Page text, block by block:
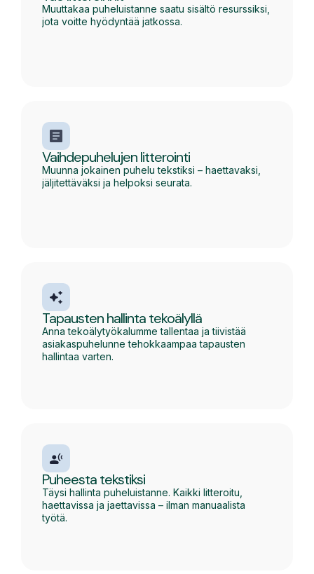
Muuttakaa puheluistanne saatu sisältö resurssiksi,
jota voitte hyödyntää jatkossa.
Vaihdepuhelujen litterointi
Muunna jokainen puhelu tekstiksi – haettavaksi,
jäljitettäväksi ja helpoksi seurata.
Tapausten hallinta tekoälyllä
Anna tekoälytyökalumme tallentaa ja tiivistää
asiakaspuhelunne tehokkaampaa tapausten
hallintaa varten.
Puheesta tekstiksi
Täysi hallinta puheluistanne. Kaikki litteroitu,
haettavissa ja jaettavissa – ilman manuaalista
työtä.